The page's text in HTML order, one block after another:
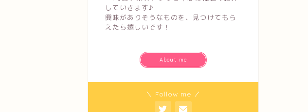
していきます♪
興味がありそうなものを、見つけてもら
えたら嬉しいです！
About me
＼ Follow me ／